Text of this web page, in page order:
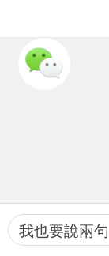
我也要說兩句